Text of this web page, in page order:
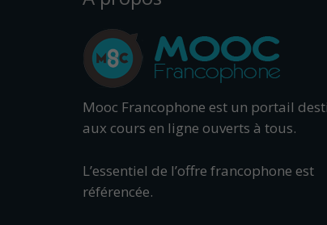
Mooc Francophone est un portail
aux cours en ligne ouverts à tous.
L’essentiel de l’offre francophone est
référencée.